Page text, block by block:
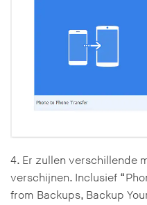
4. Er zullen verschillende
verschijnen. Inclusief
from Backups, Backup